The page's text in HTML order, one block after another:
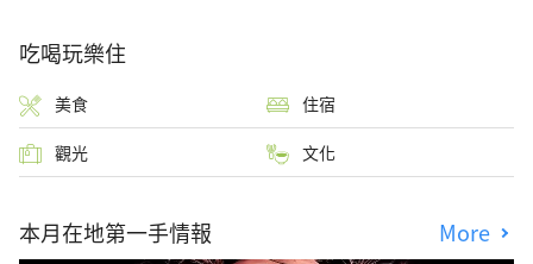
吃喝玩樂住
美食 住宿
觀光 文化
本月在地第一手情報 More